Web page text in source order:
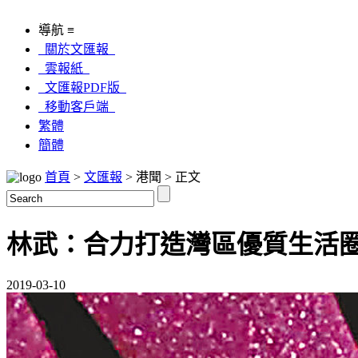
導航 ≡
關於文匯報
雲報紙
文匯報PDF版
移動客戶端
繁體
簡體
首頁 > 文匯報 > 港聞 > 正文
林武：合力打造灣區優質生活
2019-03-10